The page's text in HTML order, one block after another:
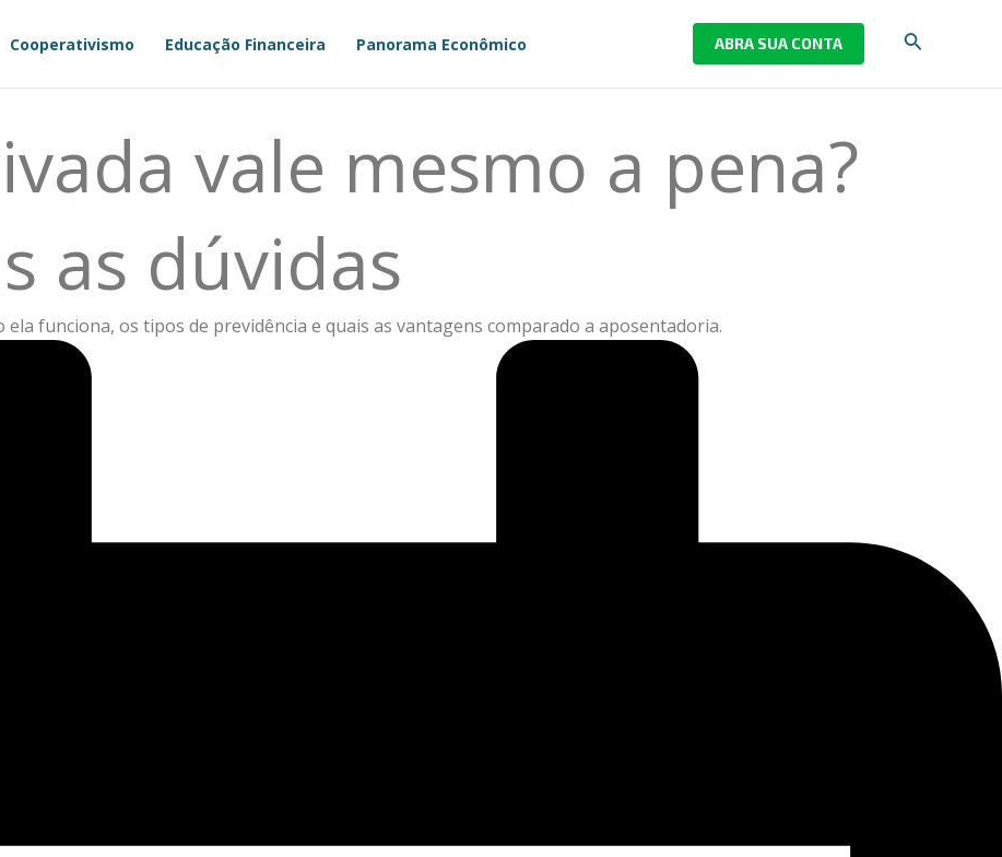
Cooperativismo Educação Financeira Panorama Econômico ABRA SUA CONTA Pesquisar
vale mesmo a pena?
as dúvidas
funciona, os tipos de previdência e quais as vantagens comparado a aposentadoria.